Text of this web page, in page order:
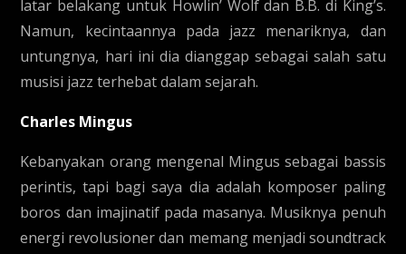
latar belakang untuk Howlin’ Wolf dan B.B. di King’s.
Namun, kecintaannya pada jazz menariknya, dan
untungnya, hari ini dia dianggap sebagai salah satu
musisi jazz terhebat dalam sejarah.
Charles Mingus
Kebanyakan orang mengenal Mingus sebagai bassis
perintis, tapi bagi saya dia adalah komposer paling
boros dan imajinatif pada masanya. Musiknya penuh
energi revolusioner dan memang menjadi soundtrack